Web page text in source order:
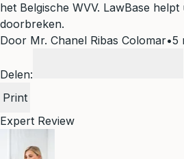
het Belgische WVV. LawBase
doorbreken.
Door Mr. Chanel Ribas Colomar•5
Delen:
Print
Expert Review